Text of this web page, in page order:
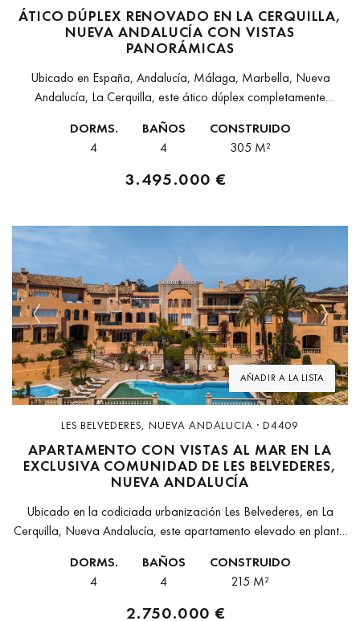
ÁTICO DÚPLEX RENOVADO EN LA CERQUILLA,
NUEVA ANDALUCÍA CON VISTAS
PANORÁMICAS
Ubicado en España, Andalucía, Málaga, Marbella, Nueva
Andalucía, La Cerquilla, este ático dúplex completamente
comunidades cerradas más prestigiosas...
DORMS.
4
BAÑOS
4
CONSTRUIDO
305 M²
3.495.000 €
AÑADIR A LA LISTA
Previous Next
LES BELVEDERES, NUEVA ANDALUCIA · D4409
APARTAMENTO CON VISTAS AL MAR EN LA
EXCLUSIVA COMUNIDAD DE LES BELVEDERES,
NUEVA ANDALUCÍA
Ubicado en la codiciada urbanización Les Belvederes, en La
Cerquilla, Nueva Andalucía, este apartamento elevado en planta
espectaculares vistas al mar Mediterráneo....
DORMS.
4
BAÑOS
4
CONSTRUIDO
215 M²
2.750.000 €